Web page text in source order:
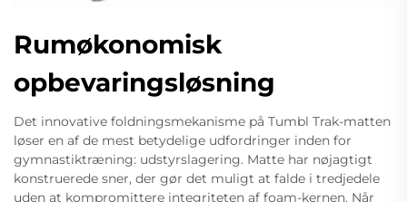
Rumøkonomisk
opbevaringsløsning
Det innovative foldningsmekanisme på Tumbl Trak-matten
løser en af de mest betydelige udfordringer inden for
gymnastiktræning: udstyrslagering. Matte har nøjagtigt
konstruerede sner, der gør det muligt at falde i tredjedele
uden at kompromittere integriteten af foam-kernen. Når